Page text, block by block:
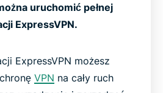
uruchomić pełnej
ExpressVPN.
ExpressVPN możesz
VPN na cały ruch